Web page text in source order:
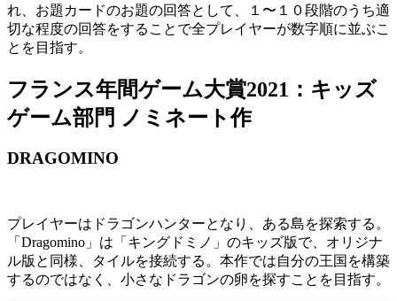
れ、お題カードのお題の回答として、１〜１０段階のうち適
切な程度の回答をすることで全プレイヤーが数字順に並ぶこ
とを目指す。
フランス年間ゲーム大賞2021：キッズ
ゲーム部門 ノミネート作
DRAGOMINO
プレイヤーはドラゴンハンターとなり、ある島を探索する。
「Dragomino」は「キングドミノ」のキッズ版で、オリジナ
ル版と同様、タイルを接続する。本作では自分の王国を構築
するのではなく、小さなドラゴンの卵を探すことを目指す。